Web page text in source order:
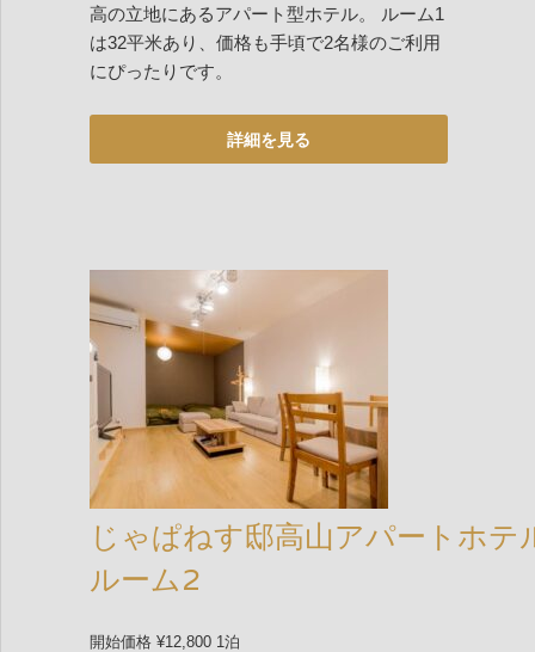
高の立地にあるアパート型ホテル。 ルーム1
は32平米あり、価格も手頃で2名様のご利用
にぴったりです。
じゃぱねす邸高山アパートホテ
ルーム2
開始価格 ¥12,800 1泊